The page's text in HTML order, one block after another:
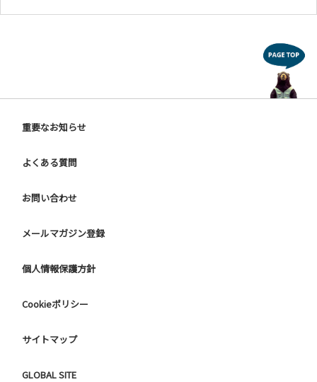
重要なお知らせ
よくある質問
お問い合わせ
メールマガジン登録
個人情報保護方針
Cookieポリシー
サイトマップ
GLOBAL SITE